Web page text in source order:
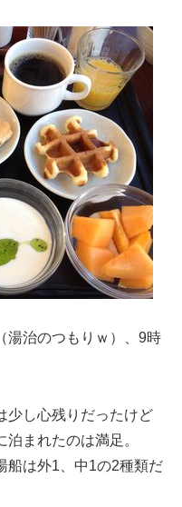
湯治のつもりｗ）、9時
少し心残りだったけど
泊まれたのは満足。
船は外1、中1の2種類だ